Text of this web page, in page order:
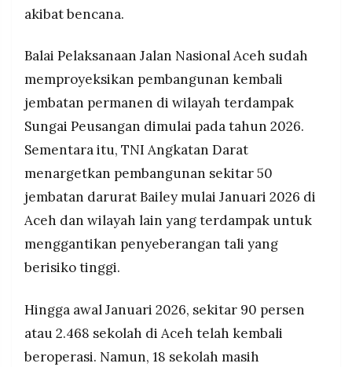
akibat bencana.
Balai Pelaksanaan Jalan Nasional Aceh sudah
memproyeksikan pembangunan kembali
jembatan permanen di wilayah terdampak
Sungai Peusangan dimulai pada tahun 2026.
Sementara itu, TNI Angkatan Darat
menargetkan pembangunan sekitar 50
jembatan darurat Bailey mulai Januari 2026 di
Aceh dan wilayah lain yang terdampak untuk
menggantikan penyeberangan tali yang
berisiko tinggi.
Hingga awal Januari 2026, sekitar 90 persen
atau 2.468 sekolah di Aceh telah kembali
beroperasi. Namun, 18 sekolah masih